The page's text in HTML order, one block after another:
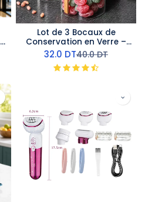
Lot de 3 Bocaux de
Conservation en Verre –
Couvercles en Bois
32.0 DT40.0DT